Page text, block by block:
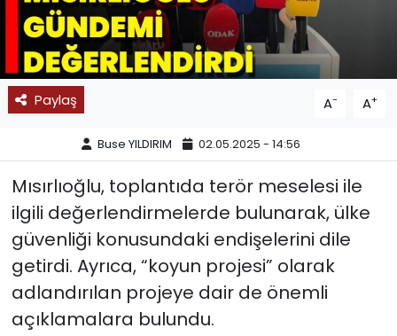
Paylaş A- A+
Buse YILDIRIM 02.05.2025 - 14:56
Mısırlıoğlu, toplantıda terör meselesi ile
ilgili değerlendirmelerde bulunarak, ülke
güvenliği konusundaki endişelerini dile
getirdi. Ayrıca, “koyun projesi” olarak
adlandırılan projeye dair de önemli
açıklamalara bulundu.